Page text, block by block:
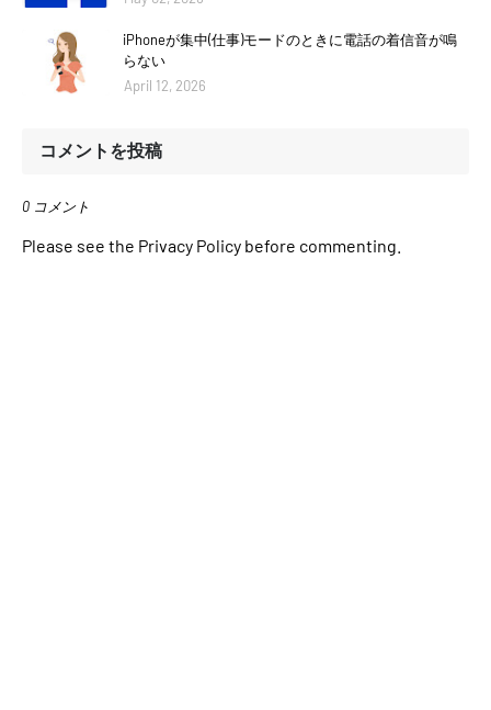
iPhoneが集中(仕事)モードのときに電話の着信音が鳴
らない
April 12, 2026
コメントを投稿
0 コメント
Please see the Privacy Policy before commenting.